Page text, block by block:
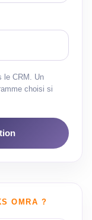
le CRM. Un
choisi si
OMRA ?